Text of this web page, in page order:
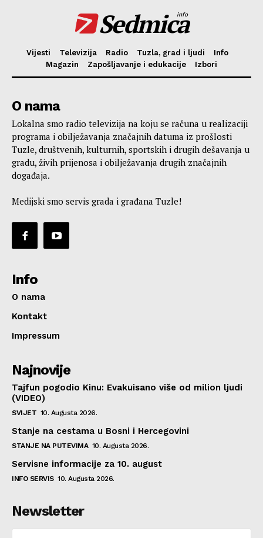
Sedmica
info
Vijesti Televizija Radio Tuzla, grad i ljudi
Info
Magazin
Zapošljavanje i edukacije Izbori
O nama
Lokalna smo radio televizija na koju se računa u realizaciji
programa i obilježavanja značajnih datuma iz prošlosti
Tuzle, društvenih, kulturnih, sportskih i drugih dešavanja u
gradu, živih prijenosa i obilježavanja drugih značajnih
događaja.
Medijski smo servis grada i građana Tuzle!
Info
O nama
Kontakt
Impressum
Najnovije
Tajfun pogodio Kinu: Evakuisano više od milion ljudi
(VIDEO)
SVIJET 10. Augusta 2026.
Stanje na cestama u Bosni i Hercegovini
STANJE NA PUTEVIMA 10. Augusta 2026.
Servisne informacije za 10. august
INFO SERVIS 10. Augusta 2026.
Newsletter